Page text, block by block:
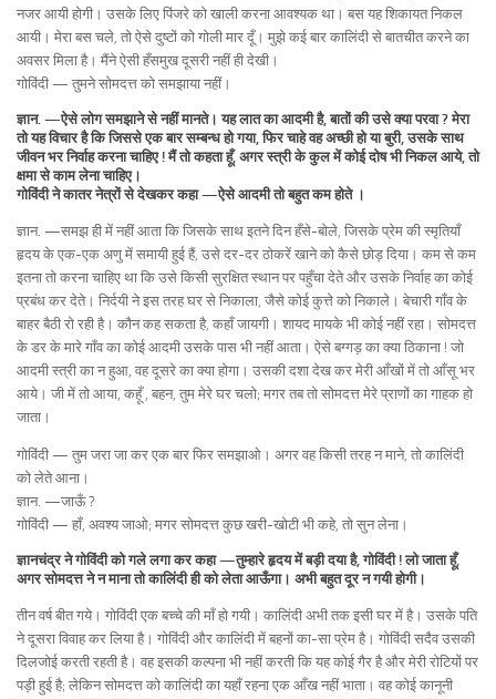
नजर आयी होगी। उसके लिए पिंजरे को खाली करना आवश्यक था। बस यह शिकायत निकल
आयी। मेरा बस चले, तो ऐसे दुष्टों को गोली मार दूँ। मुझे कई बार कालिंदी से बातचीत करने का
अवसर मिला है। मैंने ऐसी हँसमुख दूसरी नहीं ही देखी।
गोविंदी — तुमने सोमदत्त को समझाया नहीं।
ज्ञान. —ऐसे लोग समझाने से नहीं मानते। यह लात का आदमी है, बातों की उसे क्या परवा ? मेरा
तो यह विचार है कि जिससे एक बार सम्बन्ध हो गया, फिर चाहे वह अच्छी हो या बुरी, उसके साथ
जीवन भर निर्वाह करना चाहिए ! मैं तो कहता हूँ, अगर स्त्री के कुल में कोई दोष भी निकल आये, तो
क्षमा से काम लेना चाहिए।
गोविंदी ने कातर नेत्रों से देखकर कहा —ऐसे आदमी तो बहुत कम होते ।
ज्ञान. —समझ ही में नहीं आता कि जिसके साथ इतने दिन हँसे-बोले, जिसके प्रेम की स्मृतियाँ
हृदय के एक-एक अणु में समायी हुई हैं, उसे दर-दर ठोकरें खाने को कैसे छोड़ दिया। कम से कम
इतना तो करना चाहिए था कि उसे किसी सुरक्षित स्थान पर पहुँचा देते और उसके निर्वाह का कोई
प्रबंध कर देते। निर्दयी ने इस तरह घर से निकाला, जैसे कोई कुत्ते को निकाले। बेचारी गाँव के
बाहर बैठी रो रही है। कौन कह सकता है, कहाँ जायगी। शायद मायके भी कोई नहीं रहा। सोमदत्त
के डर के मारे गाँव का कोई आदमी उसके पास भी नहीं आता। ऐसे बग्गड़ का क्या ठिकाना ! जो
आदमी स्त्री का न हुआ, वह दूसरे का क्या होगा। उसकी दशा देख कर मेरी आँखों में तो आँसू भर
आये। जी में तो आया, कहूँ , बहन, तुम मेरे घर चलो; मगर तब तो सोमदत्त मेरे प्राणों का गाहक हो
जाता।
गोविंदी — तुम जरा जा कर एक बार फिर समझाओ। अगर वह किसी तरह न माने, तो कालिंदी
को लेते आना।
ज्ञान. —जाऊँ ?
गोविंदी — हाँ, अवश्य जाओ; मगर सोमदत्त कुछ खरी-खोटी भी कहे, तो सुन लेना।
ज्ञानचंद्र ने गोविंदी को गले लगा कर कहा —तुम्हारे हृदय में बड़ी दया है, गोविंदी ! लो जाता हूँ,
अगर सोमदत्त ने न माना तो कालिंदी ही को लेता आऊँगा। अभी बहुत दूर न गयी होगी।
तीन वर्ष बीत गये। गोविंदी एक बच्चे की माँ हो गयी। कालिंदी अभी तक इसी घर में है। उसके पति
ने दूसरा विवाह कर लिया है। गोविंदी और कालिंदी में बहनों का-सा प्रेम है। गोविंदी सदैव उसकी
दिलजोई करती रहती है। वह इसकी कल्पना भी नहीं करती कि यह कोई गैर है और मेरी रोटियों पर
पड़ी हुई है; लेकिन सोमदत्त को कालिंदी का यहाँ रहना एक आँख नहीं भाता। वह कोई कानूनी